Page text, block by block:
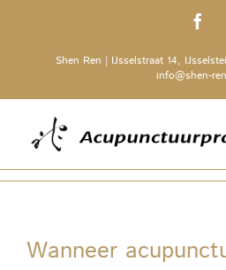
Shen Ren | IJsselstraat 14,
info@shen-
Wanneer